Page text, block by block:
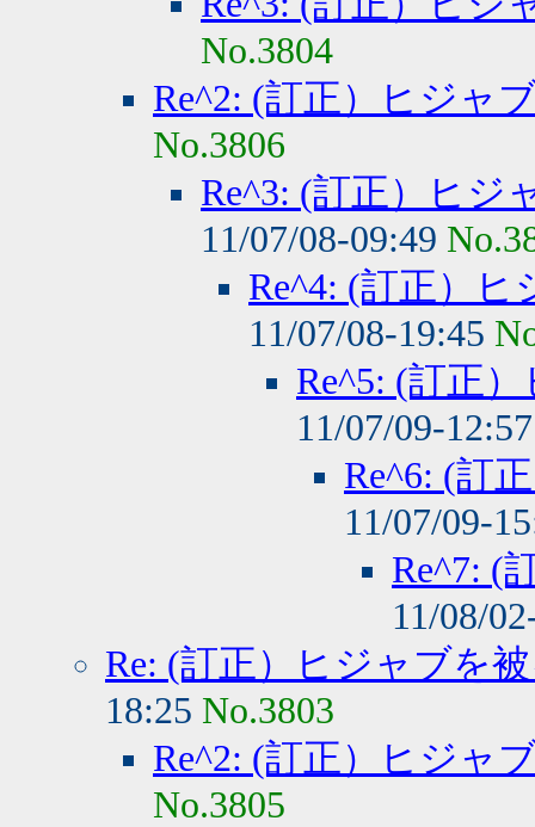
No.3804
Re^2: (訂正）ヒジャ
No.3806
Re^3: (訂正）ヒジ
11/07/08-09:49
Re^4: (訂正）
11/07/08-19:45
Re^5: (訂正
11/07/09-
Re^6: (訂
11/07/09-
Re^7: (
11/08/
Re: (訂正）ヒジャブを
18:25 No.3803
Re^2: (訂正）ヒジャ
No.3805